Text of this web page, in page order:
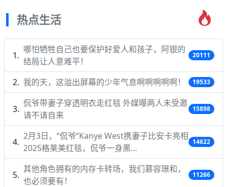
热点生活
哪怕牺牲自己也要保护好爱人和孩子，阿银的
结局让人意难平！
20111
我的天，这溢出屏幕的少年气息啊啊啊啊啊！ 19533
侃爷带妻子穿透明衣走红毯 外媒曝两人未受邀
请不请自来
15898
2月3日，“侃爷”Kanye West携妻子比安卡亮相
2025格莱美红毯，侃爷一身黑…
14622
其他角色拥有的内存卡转场，我们慕容璟和，
也必须要有！
11266